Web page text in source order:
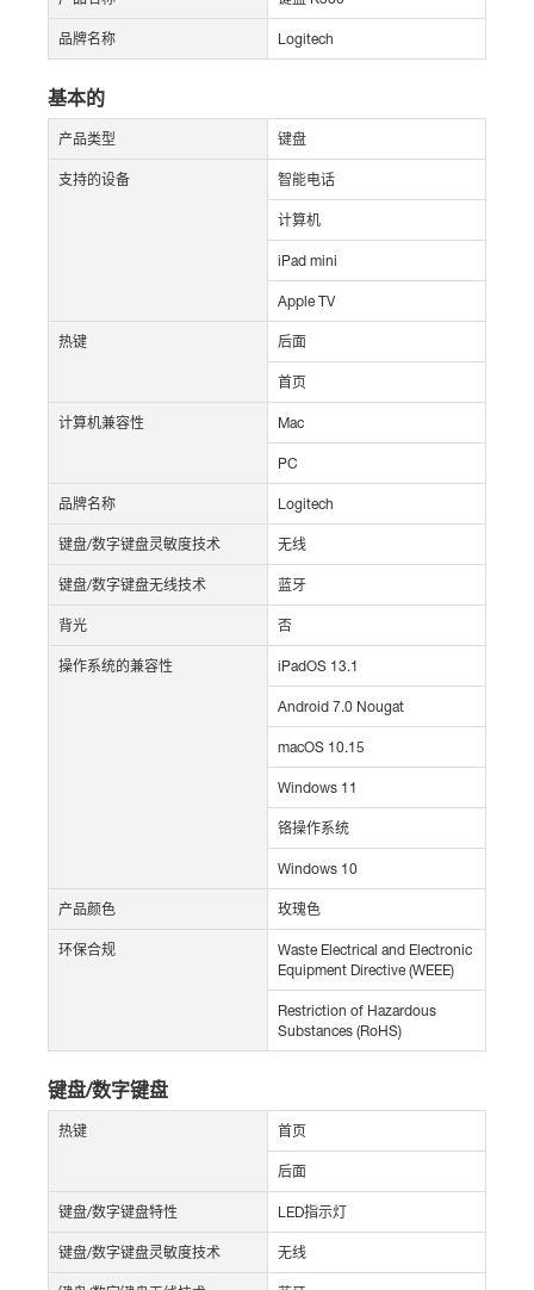
品牌名称 Logitech
基本的
产品类型 键盘
支持的设备 智能电话
计算机
iPad mini
Apple TV
热键 后面
首页
计算机兼容性 Mac
PC
品牌名称 Logitech
键盘/数字键盘灵敏度技术 无线
键盘/数字键盘无线技术 蓝牙
背光 否
操作系统的兼容性 iPadOS 13.1
Android 7.0 Nougat
macOS 10.15
Windows 11
铬操作系统
Windows 10
产品颜色 玫瑰色
环保合规
Waste Electrical and Electronic
Equipment Directive (WEEE)
Restriction of Hazardous
Substances (RoHS)
键盘/数字键盘
热键 首页
后面
键盘/数字键盘特性 LED指示灯
键盘/数字键盘灵敏度技术 无线